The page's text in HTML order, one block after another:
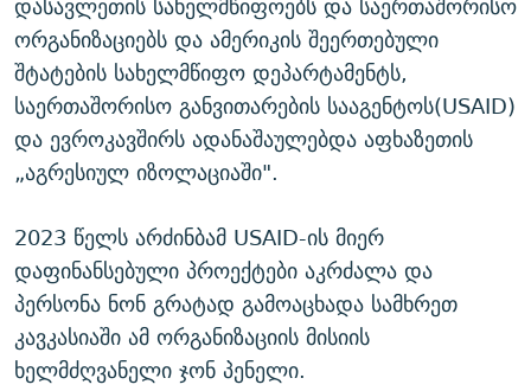
ორგანიზაციებს და ამერიკის შეერთებული
შტატების სახელმწიფო დეპარტამენტს,
საერთაშორისო განვითარების სააგენტოს(USAID)
და ევროკავშირს ადანაშაულებდა აფხაზეთის
„აგრესიულ იზოლაციაში".
2023 წელს არძინბამ USAID-ის მიერ
დაფინანსებული პროექტები აკრძალა და
პერსონა ნონ გრატად გამოაცხადა სამხრეთ
კავკასიაში ამ ორგანიზაციის მისიის
ხელმძღვანელი ჯონ პენელი.